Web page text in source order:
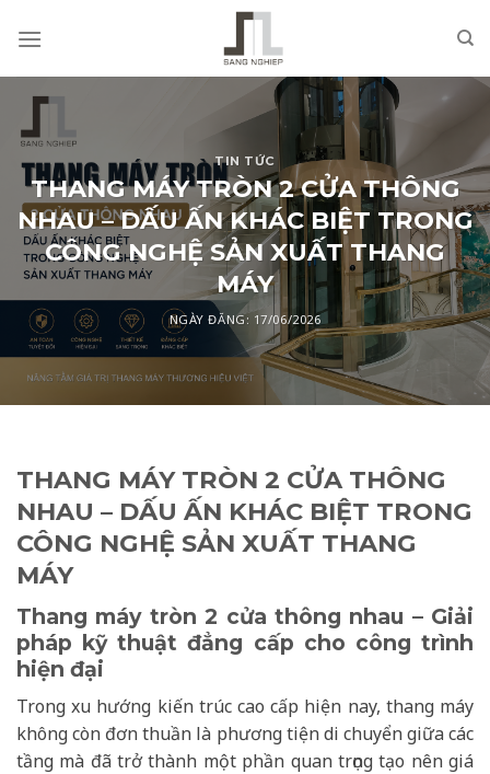
TIN TỨC
THANG MÁY TRÒN 2 CỬA THÔNG
NHAU – DẤU ẤN KHÁC BIỆT TRONG
CÔNG NGHỆ SẢN XUẤT THANG
MÁY
NGÀY ĐĂNG: 17/06/2026
THANG MÁY TRÒN 2 CỬA THÔNG
NHAU – DẤU ẤN KHÁC BIỆT TRONG
CÔNG NGHỆ SẢN XUẤT THANG
MÁY
Thang máy tròn 2 cửa thông nhau – Giải
pháp kỹ thuật đẳng cấp cho công trình
hiện đại
Trong xu hướng kiến trúc cao cấp hiện nay, thang máy
không còn đơn thuần là phương tiện di chuyển giữa các
tầng mà đã trở thành một phần quan trọng tạo nên giá